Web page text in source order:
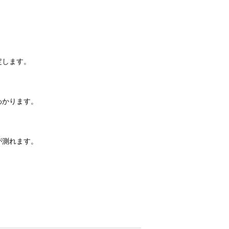
ます。
ります。
れます。